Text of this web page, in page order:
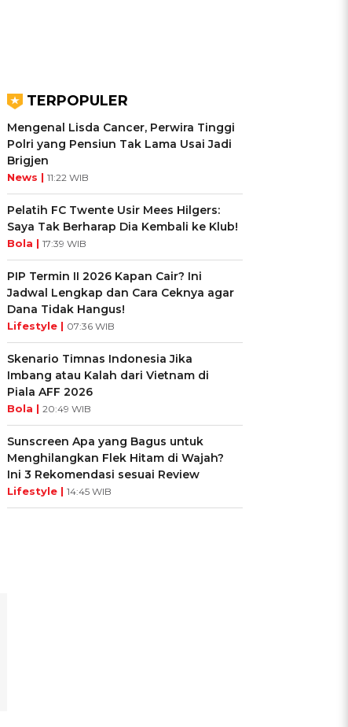
TERPOPULER
Mengenal Lisda Cancer, Perwira Tinggi
Polri yang Pensiun Tak Lama Usai Jadi
Brigjen
News | 11:22 WIB
Pelatih FC Twente Usir Mees Hilgers:
Saya Tak Berharap Dia Kembali ke Klub!
Bola | 17:39 WIB
PIP Termin II 2026 Kapan Cair? Ini
Jadwal Lengkap dan Cara Ceknya agar
Dana Tidak Hangus!
Lifestyle | 07:36 WIB
Skenario Timnas Indonesia Jika
Imbang atau Kalah dari Vietnam di
Piala AFF 2026
Bola | 20:49 WIB
Sunscreen Apa yang Bagus untuk
Menghilangkan Flek Hitam di Wajah?
Ini 3 Rekomendasi sesuai Review
Lifestyle | 14:45 WIB